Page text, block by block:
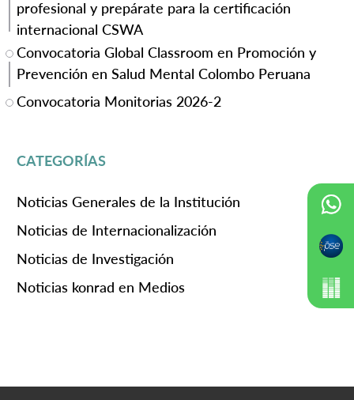
profesional y prepárate para la certificación
internacional CSWA
Convocatoria Global Classroom en Promoción y
Prevención en Salud Mental Colombo Peruana
Convocatoria Monitorias 2026-2
CATEGORÍAS
Noticias Generales de la Institución
Noticias de Internacionalización
Noticias de Investigación
Noticias konrad en Medios